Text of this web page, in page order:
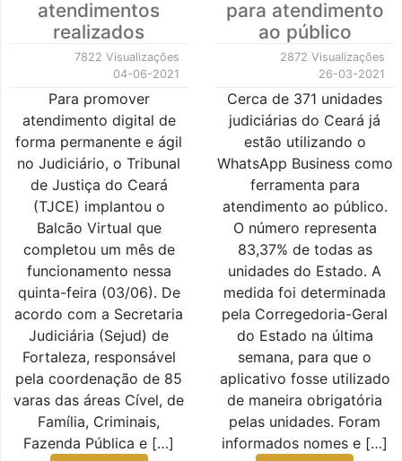
atendimentos
realizados
7822 Visualizações
04-06-2021
Para promover
atendimento digital de
forma permanente e ágil
no Judiciário, o Tribunal
de Justiça do Ceará
(TJCE) implantou o
Balcão Virtual que
completou um mês de
funcionamento nessa
quinta-feira (03/06). De
acordo com a Secretaria
Judiciária (Sejud) de
Fortaleza, responsável
pela coordenação de 85
varas das áreas Cível, de
Família, Criminais,
Fazenda Pública e […]
para atendimento
ao público
2872 Visualizações
26-03-2021
Cerca de 371 unidades
judiciárias do Ceará já
estão utilizando o
WhatsApp Business como
ferramenta para
atendimento ao público.
O número representa
83,37% de todas as
unidades do Estado. A
medida foi determinada
pela Corregedoria-Geral
do Estado na última
semana, para que o
aplicativo fosse utilizado
de maneira obrigatória
pelas unidades. Foram
informados nomes e […]